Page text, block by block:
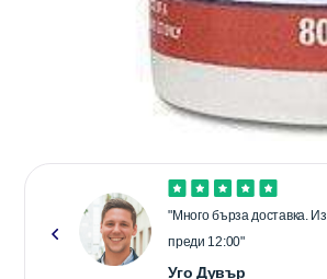
"Много бърза доставка.
преди 12:00"
Уго Дувър